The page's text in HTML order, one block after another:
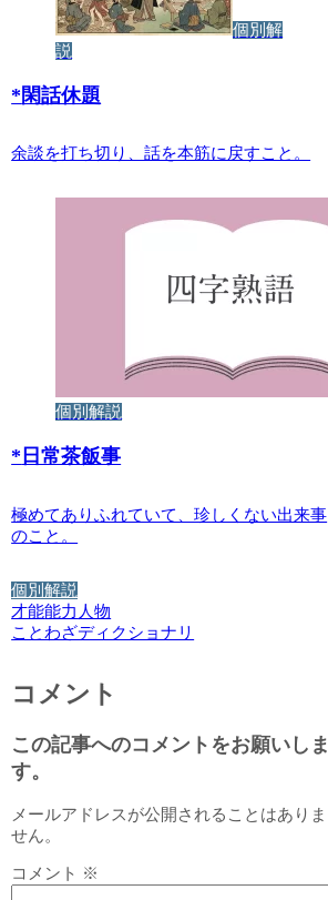
個別解
説
* 閑話休題
余談を打ち切り、話を本筋に戻すこと。
個別解説
* 日常茶飯事
極めてありふれていて、珍しくない出来事
のこと。
個別解説
才能能力 人物
ことわざディクショナリ
コメント
この記事へのコメントをお願いしま
す。
メールアドレスが公開されることはありま
せん。
コメント ※